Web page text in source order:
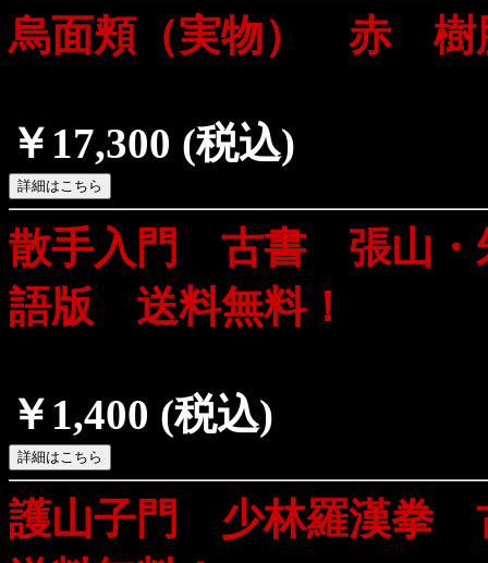
烏面頬（実物） 赤 樹
￥17,300 (税込)
散手入門 古書 張山・
語版 送料無料！
￥1,400 (税込)
護山子門 少林羅漢